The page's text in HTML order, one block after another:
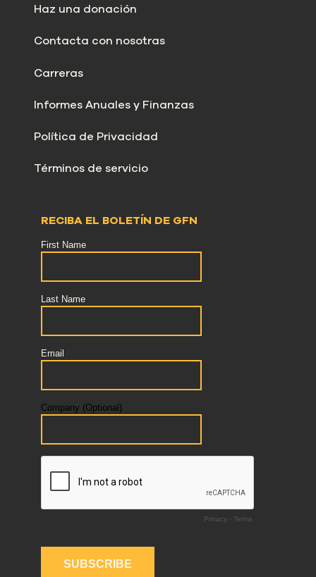
Haz una donación
Contacta con nosotras
Carreras
Informes Anuales y Finanzas
Política de Privacidad
Términos de servicio
RECIBA EL BOLETÍN DE GFN